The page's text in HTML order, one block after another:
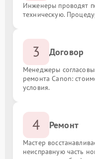
Инженеры проводят
техническую.
3 Договор
Менеджеры
ремонта Canon:
условия.
4 Ремонт
Мастер
неисправную часть